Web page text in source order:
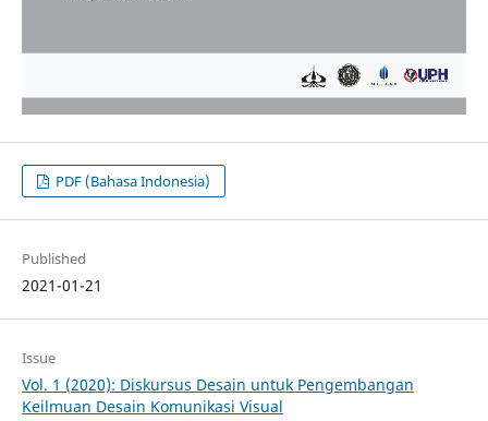
PDF (Bahasa Indonesia)
Published
2021-01-21
Issue
Vol. 1 (2020): Diskursus Desain untuk Pengembangan
Keilmuan Desain Komunikasi Visual